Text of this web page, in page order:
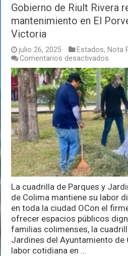
Gobierno de Riult Rivera
mantenimiento en El
Victoria
julio 26, 2025 Estados, Nota
Comentarios desactivados
de
Riult
de
en
El
y
La cuadrilla de Parques y
de Colima mantiene su labor
en toda la ciudad OCon el
ofrecer espacios públicos
familias colimenses, la
Jardines del Ayuntamiento de
labor cotidiana en …